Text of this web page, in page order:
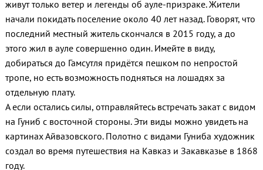
живут только ветер и легенды об ауле-призраке. Жители
начали покидать поселение около 40 лет назад. Говорят, что
последний местный житель скончался в 2015 году, а до
этого жил в ауле совершенно один. Имейте в виду,
добираться до Гамсутля придётся пешком по непростой
тропе, но есть возможность подняться на лошадях за
отдельную плату.
А если остались силы, отправляйтесь встречать закат с видом
на Гуниб с восточной стороны. Эти виды можно увидеть на
картинах Айвазовского. Полотно с видами Гуниба художник
создал во время путешествия на Кавказ и Закавказье в 1868
году.